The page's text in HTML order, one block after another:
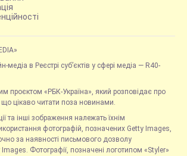
медіа в Реєстрі суб’єктів у сфері медіа — R40-
проєктом «РБК-Україна», який розповідає про
що цікаво читати поза новинами.
та інші зображення належать їхнім
фотографій, позначених Getty Images,
за наявності письмового дозволу
Фотографії, позначені логотипом «Styler»